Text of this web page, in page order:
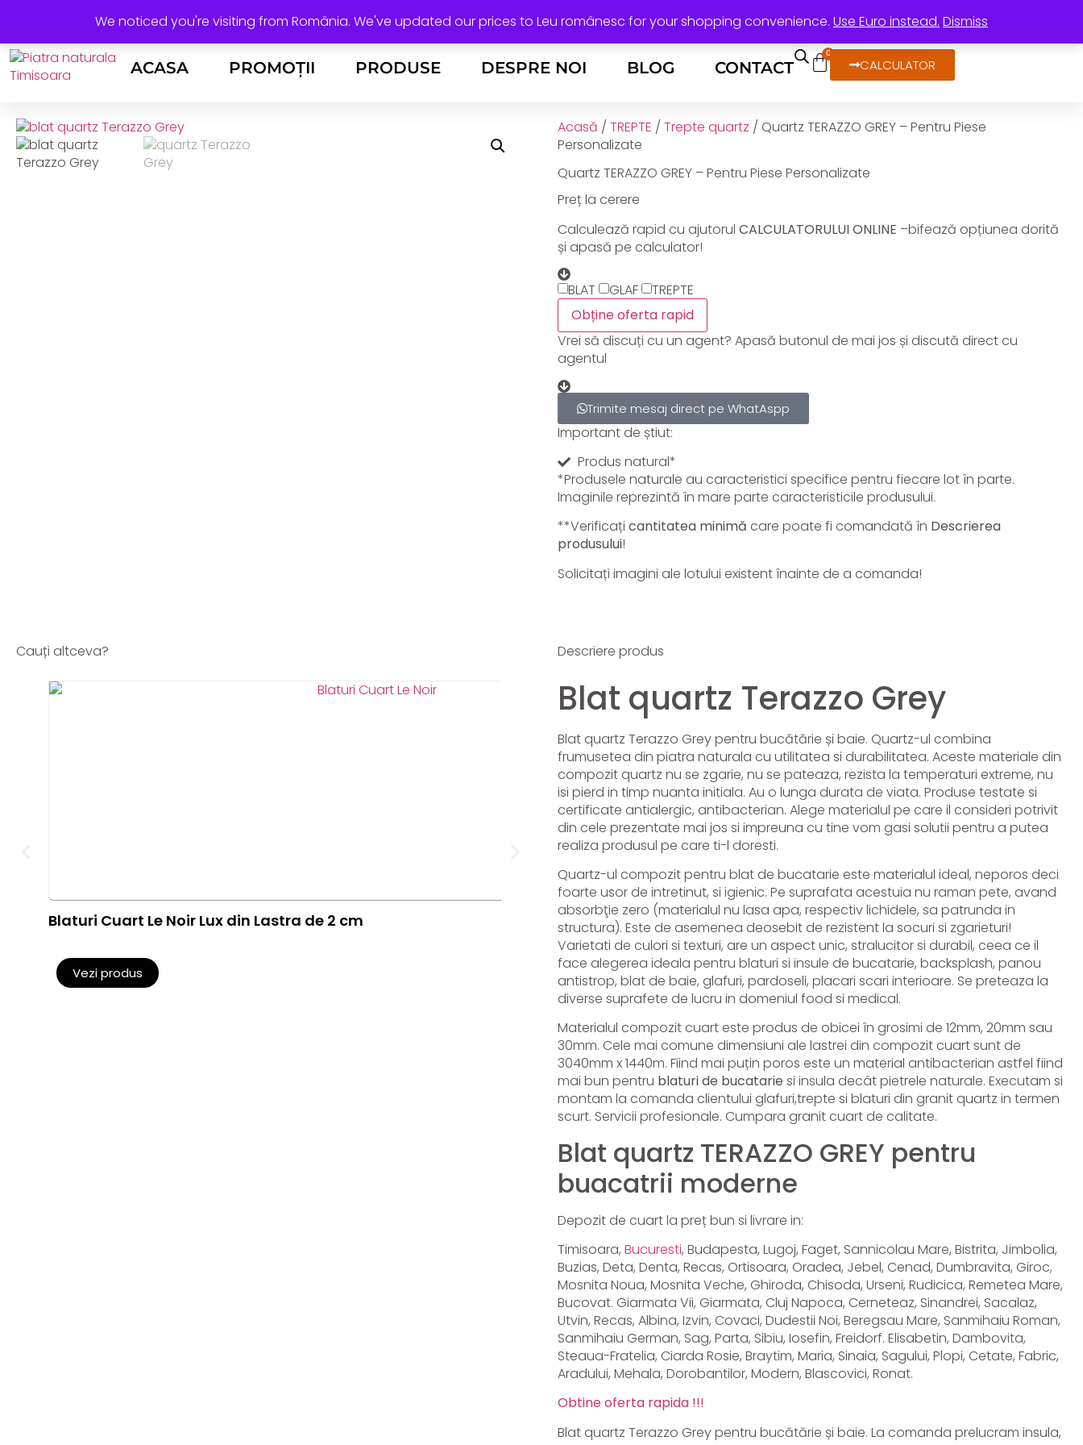
+40 736 388 206 horea@rocasdecor.ro Calea Stan Vidrighin, nr. 24 Timișoara
ACASA PROMOȚII PRODUSE DESPRE NOI BLOG CONTACT
0
CALCULATOR
Acasă / TREPTE / Trepte quartz / Quartz TERAZZO GREY – Pentru Piese
Personalizate
Quartz TERAZZO GREY – Pentru Piese Personalizate
Preț la cerere
Calculează rapid cu ajutorul CALCULATORULUI ONLINE –bifează opțiunea dorită
și apasă pe calculator!
BLAT GLAF
TREPTE
Obține oferta rapid
Vrei să discuți cu un agent? Apasă butonul de mai jos și discută direct cu
agentul
Trimite mesaj direct pe WhatAspp
Important de știut:
Produs natural*
*Produsele naturale au caracteristici specifice pentru fiecare lot în parte.
Imaginile reprezintă în mare parte caracteristicile produsului.
**Verificați cantitatea minimă care poate fi comandată în Descrierea
produsului!
Solicitați imagini ale lotului existent înainte de a comanda!
Cauți altceva?
Blaturi Cuart Le Noir Lux din Lastra de 2 cm
Vezi produs
Insula Moderna Din Cuart Mystery White de 2 cm
Vezi produs
Cuart
Vezi produs
Descriere produs
Blat quartz Terazzo Grey
Blat quartz Terazzo Grey pentru bucătărie și baie. Quartz-ul combina
frumusetea din piatra naturala cu utilitatea si durabilitatea. Aceste materiale din
compozit quartz nu se zgarie, nu se pateaza, rezista la temperaturi extreme, nu
isi pierd in timp nuanta initiala. Au o lunga durata de viata. Produse testate si
certificate antialergic, antibacterian. Alege materialul pe care il consideri potrivit
din cele prezentate mai jos si impreuna cu tine vom gasi solutii pentru a putea
realiza produsul pe care ti-l doresti.
Quartz-ul compozit pentru blat de bucatarie este materialul ideal, neporos deci
foarte usor de intretinut, si igienic. Pe suprafata acestuia nu raman pete, avand
absorbţie zero (materialul nu lasa apa, respectiv lichidele, sa patrunda in
structura). Este de asemenea deosebit de rezistent la socuri si zgarieturi!
Varietati de culori si texturi, are un aspect unic, stralucitor si durabil, ceea ce il
face alegerea ideala pentru blaturi si insule de bucatarie, backsplash, panou
antistrop, blat de baie, glafuri, pardoseli, placari scari interioare. Se preteaza la
diverse suprafete de lucru in domeniul food si medical.
Materialul compozit cuart este produs de obicei în grosimi de 12mm, 20mm sau
30mm. Cele mai comune dimensiuni ale lastrei din compozit cuart sunt de
3040mm x 1440m. Fiind mai puțin poros este un material antibacterian astfel fiind
mai bun pentru blaturi de bucatarie si insula decât pietrele naturale. Executam si
montam la comanda clientului glafuri,trepte si blaturi din granit quartz in termen
scurt. Servicii profesionale. Cumpara granit cuart de calitate.
Blat quartz TERAZZO GREY pentru
buacatrii moderne
Depozit de cuart la preț bun si livrare in:
Timisoara, Bucuresti, Budapesta, Lugoj, Faget, Sannicolau Mare, Bistrita, Jimbolia,
Buzias, Deta, Denta, Recas, Ortisoara, Oradea, Jebel, Cenad, Dumbravita, Giroc,
Mosnita Noua, Mosnita Veche, Ghiroda, Chisoda, Urseni, Rudicica, Remetea Mare,
Bucovat. Giarmata Vii, Giarmata, Cluj Napoca, Cerneteaz, Sinandrei, Sacalaz,
Utvin, Recas, Albina, Izvin, Covaci, Dudestii Noi, Beregsau Mare, Sanmihaiu Roman,
Sanmihaiu German, Sag, Parta, Sibiu, Iosefin, Freidorf. Elisabetin, Dambovita,
Steaua-Fratelia, Ciarda Rosie, Braytim, Maria, Sinaia, Sagului, Plopi, Cetate, Fabric,
Aradului, Mehala, Dorobantilor, Modern, Blascovici, Ronat.
Obtine oferta rapida !!!
Blat quartz Terazzo Grey pentru bucătărie și baie. La comanda prelucram insula,
We noticed you're visiting from România. We've updated our prices to Leu românesc for your shopping convenience. Use Euro instead. Dismiss